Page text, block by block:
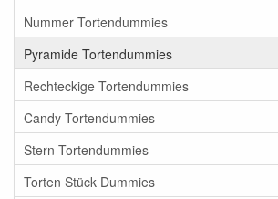
Nummer Tortendummies
Pyramide Tortendummies
Rechteckige Tortendummies
Candy Tortendummies
Stern Tortendummies
Torten Stück Dummies